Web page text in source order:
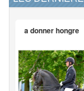
a donner hongre